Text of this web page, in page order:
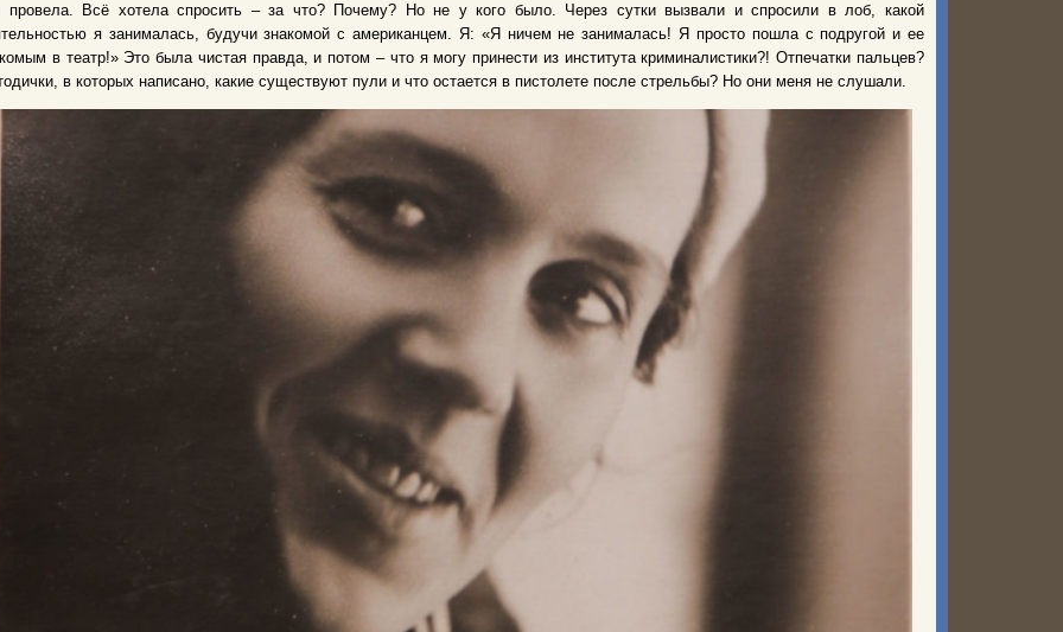
провела. Всё хотела спросить – за что? Почему? Но не у кого было. Через сутки вызвали и спросили в лоб, какой
я занималась, будучи знакомой с американцем. Я: «Я ничем не занималась! Я просто пошла с подругой и ее
в театр!» Это была чистая правда, и потом – что я могу принести из института криминалистики?! Отпечатки пальцев?
в которых написано, какие существуют пули и что остается в пистолете после стрельбы? Но они меня не слушали.